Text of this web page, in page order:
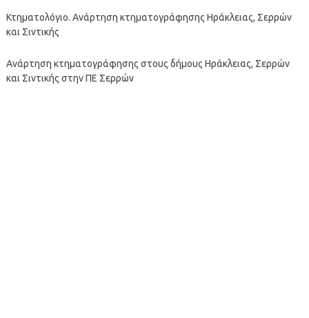
Κτηματολόγιο. Ανάρτηση κτηματογράφησης Ηράκλειας, Σερρών
και Σιντικής
Ανάρτηση κτηματογράφησης στους δήμους Ηράκλειας, Σερρών
και Σιντικής στην ΠΕ Σερρών